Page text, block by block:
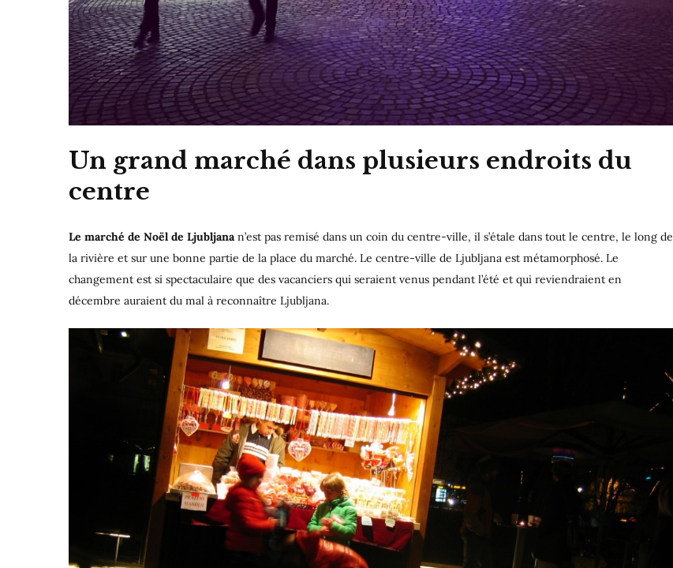
Un grand marché dans plusieurs endroits du
centre
Le marché de Noël de Ljubljanan’est pas remisé dans un coin du centre-ville, il s’étale dans tout le centre, le long de
la rivière et sur une bonne partie de la place du marché. Le centre-ville de Ljubljana est métamorphosé. Le
changement est si spectaculaire que des vacanciers qui seraient venus pendant l’été et qui reviendraient en
décembre auraient du mal à reconnaître Ljubljana.